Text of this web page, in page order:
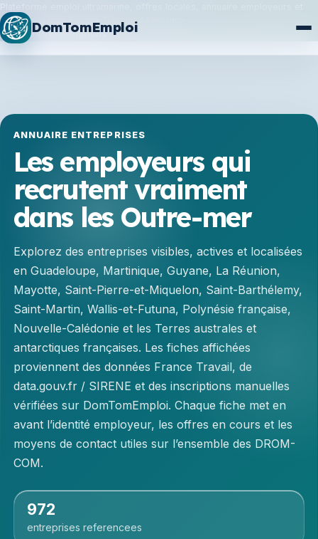
Plateforme emploi ultramarine, offres locales, annuaire employeurs et
synchronisation France Travail / Alternance.
Plan du siteFormations
DomTomEmploi
ANNUAIRE ENTREPRISES
Les employeurs qui
recrutent vraiment
dans les Outre-mer
Explorez des entreprises visibles, actives et localisées
en Guadeloupe, Martinique, Guyane, La Réunion,
Mayotte, Saint-Pierre-et-Miquelon, Saint-Barthélemy,
Saint-Martin, Wallis-et-Futuna, Polynésie française,
Nouvelle-Calédonie et les Terres australes et
antarctiques françaises. Les fiches affichées
proviennent des données France Travail, de
data.gouv.fr / SIRENE et des inscriptions manuelles
vérifiées sur DomTomEmploi. Chaque fiche met en
avant l’identité employeur, les offres en cours et les
moyens de contact utiles sur l’ensemble des DROM-
COM.
972
entreprises referencees